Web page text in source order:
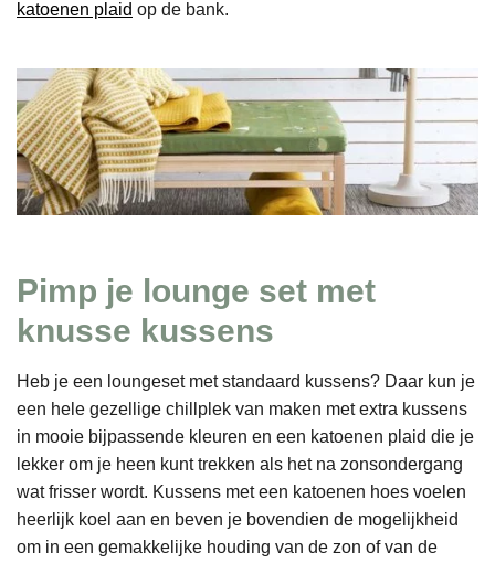
katoenen plaid op de bank.
Pimp je lounge set met
knusse kussens
Heb je een loungeset met standaard kussens? Daar kun je
een hele gezellige chillplek van maken met extra kussens
in mooie bijpassende kleuren en een katoenen plaid die je
lekker om je heen kunt trekken als het na zonsondergang
wat frisser wordt. Kussens met een katoenen hoes voelen
heerlijk koel aan en beven je bovendien de mogelijkheid
om in een gemakkelijke houding van de zon of van de